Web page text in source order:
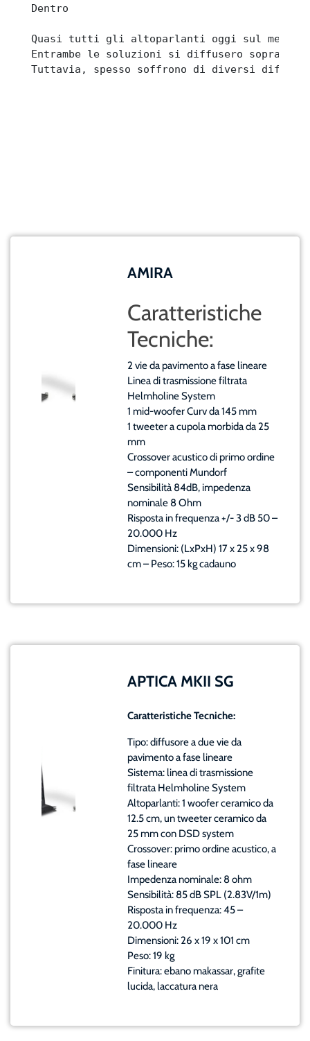
Dentro
Quasi tutti gli altoparlanti oggi sul mercato
Entrambe le soluzioni si diffusero
Tuttavia, spesso soffrono di diversi difetti
AMIRA
Caratteristiche
Tecniche:
2 vie da pavimento a fase lineare
Linea di trasmissione filtrata
Helmholine System
1 mid-woofer Curv da 145 mm
1 tweeter a cupola morbida da 25
mm
Crossover acustico di primo ordine
– componenti Mundorf
Sensibilità 84dB, impedenza
nominale 8 Ohm
Risposta in frequenza +/- 3 dB 50 –
20.000 Hz
Dimensioni: (LxPxH) 17 x 25 x 98
cm – Peso: 15 kg cadauno
APTICA MKII SG
Caratteristiche Tecniche:
Tipo: diffusore a due vie da
pavimento a fase lineare
Sistema: linea di trasmissione
filtrata Helmholine System
Altoparlanti: 1 woofer ceramico da
12.5 cm, un tweeter ceramico da
25 mm con DSD system
Crossover: primo ordine acustico, a
fase lineare
Impedenza nominale: 8 ohm
Sensibilità: 85 dB SPL (2.83V/1m)
Risposta in frequenza: 45 –
20.000 Hz
Dimensioni: 26 x 19 x 101 cm
Peso: 19 kg
Finitura: ebano makassar, grafite
lucida, laccatura nera